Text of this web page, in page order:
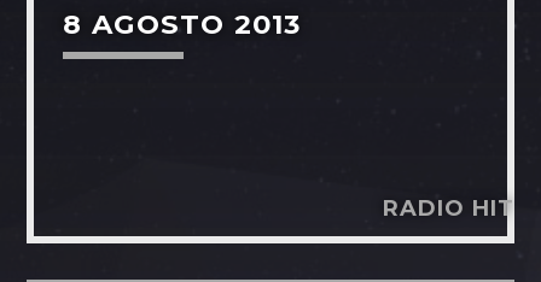
Facebook
8 AGOSTO 2013
RADIO HIT